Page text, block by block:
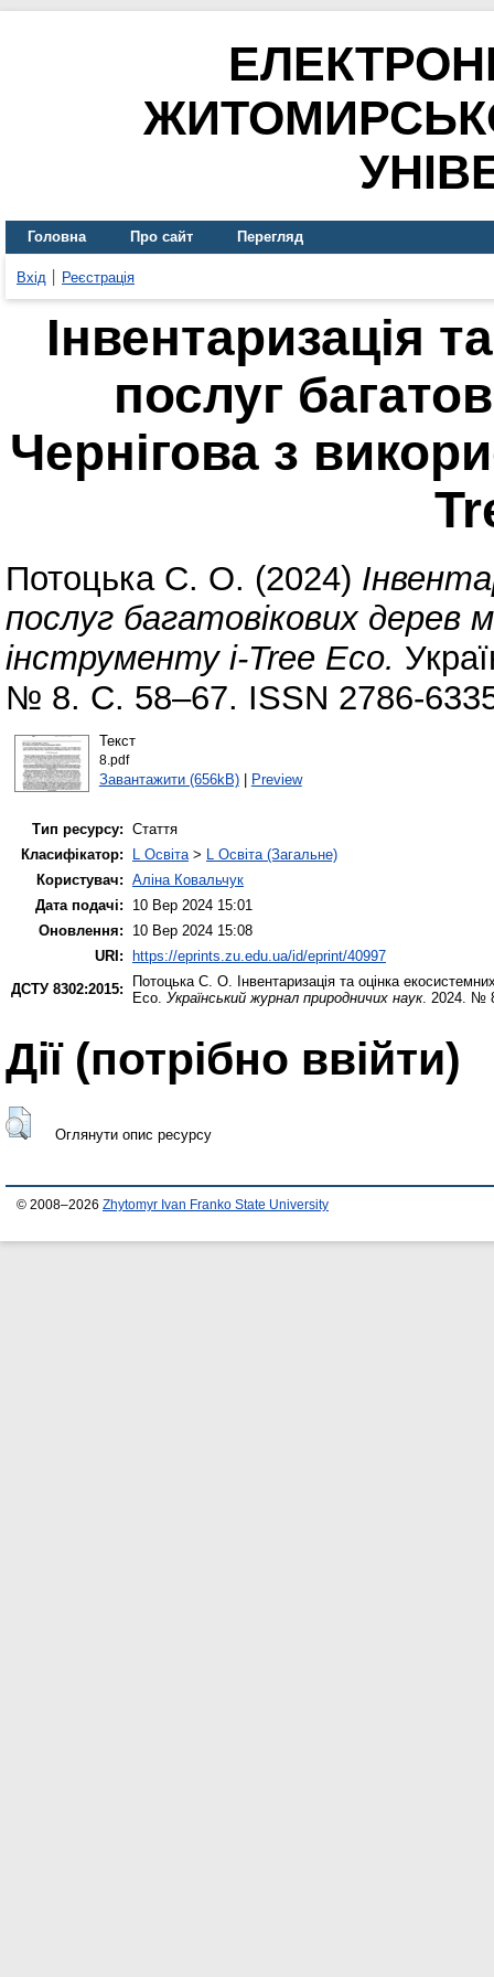
Головна Про сайт Перегляд
Вхід Реєстрація
Інвентаризація
послуг
Чернігова з
Потоцька С. О. (2024)
послуг багатовікових дерев
інструменту і-Tree Eco.
№ 8. С. 58–67. ISSN 2786-
Текст
8.pdf
Завантажити (656kB)| Preview
Тип ресурсу: Стаття
Класифікатор:
L Освіта> L Освіта (Загальне)
Користувач: Аліна Ковальчук
Дата подачі:
10 Вер 2024 15:01
Оновлення:
10 Вер 2024 15:08
URI:
https://eprints.zu.edu.ua/id/eprint/40997
ДСТУ 8302:2015:
Потоцька С. О. Інвентаризація та оцінка
Eco. Український журнал природничих наук. 2024. №
Дії ​​(потрібно ввійти)
Оглянути опис ресурсу
© 2008–2026 Zhytomyr Ivan Franko State University